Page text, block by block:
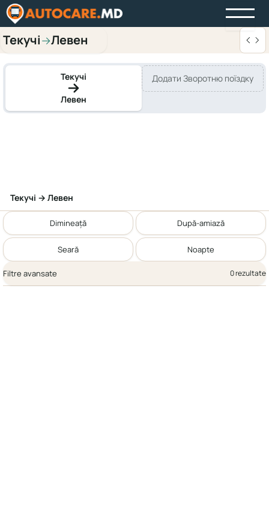
Текучі→Левен
Текучі
Левен
Додати Зворотню поїздку
Текучі → Левен
Dimineață După-amiază
Seară Noapte
Filtre avansate 0 rezultate